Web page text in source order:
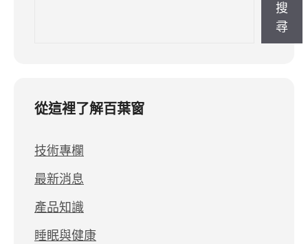
搜
尋
從這裡了解百葉窗
技術專欄
最新消息
產品知識
睡眠與健康